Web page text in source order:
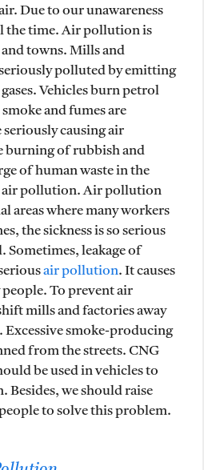
Due to our unawareness
the time. Air pollution is
towns. Mills and
polluted by emitting
Vehicles burn petrol
and fumes are
causing air
burning of rubbish and
of human waste in the
air pollution. Air pollution
areas where many workers
the sickness is so serious
Sometimes, leakage of
air pollution. It causes
To prevent air
mills and factories away
Excessive smoke-producing
from the streets. CNG
be used in vehicles to
we should raise
to solve this problem.